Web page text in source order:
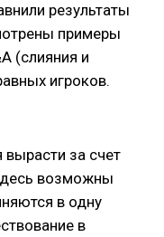
результаты
примеры
(слияния и
игроков.
вырасти за счет
возможны
в одну
в